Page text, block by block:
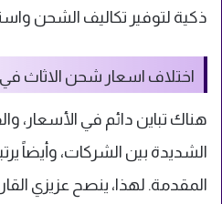
ذكية لتوفير تكاليف الشحن
اختلاف اسعار شحن الاثاث في
هناك تباين دائم في الأسعار،
الشديدة بين الشركات، وأيضاً
المقدمة. لهذا، ينصح عزيزي